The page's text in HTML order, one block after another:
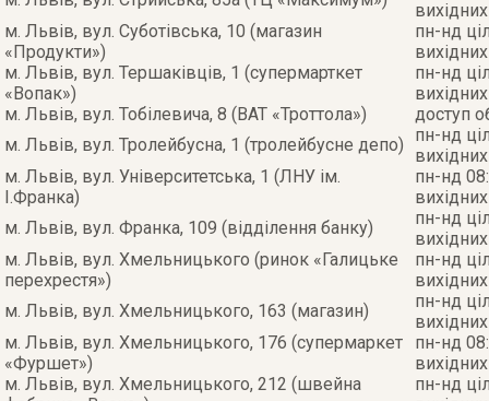
вихідних
м. Львів, вул. Суботівська, 10 (магазин
«Продукти»)
пн-нд
вихідних
м. Львів, вул. Тершаківців, 1 (супермарткет
«Вопак»)
пн-нд
вихідних
м. Львів, вул. Тобілевича, 8 (ВАТ «Троттола»)
доступ
м. Львів, вул. Тролейбусна, 1 (тролейбусне депо)
пн-нд
вихідних
м. Львів, вул. Університетська, 1 (ЛНУ ім.
І.Франка)
пн-нд
вихідних
м. Львів, вул. Франка, 109 (відділення банку)
пн-нд
вихідних
м. Львів, вул. Хмельницького (ринок «Галицьке
перехрестя»)
пн-нд
вихідних
м. Львів, вул. Хмельницького, 163 (магазин)
пн-нд
вихідних
м. Львів, вул. Хмельницького, 176 (супермаркет
«Фуршет»)
пн-нд
вихідних
м. Львів, вул. Хмельницького, 212 (швейна
пн-нд